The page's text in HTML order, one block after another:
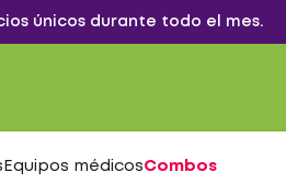
únicos durante todo el mes.
Equipos médicosCombos